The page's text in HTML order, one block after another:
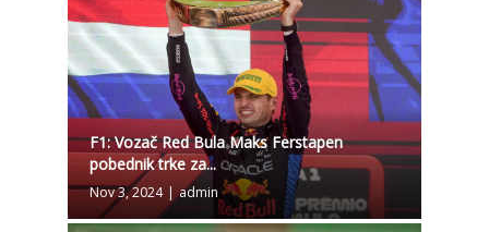
F1: Vozač Red Bula Maks Ferstapen
pobednik trke za...
Nov 3, 2024 | admin